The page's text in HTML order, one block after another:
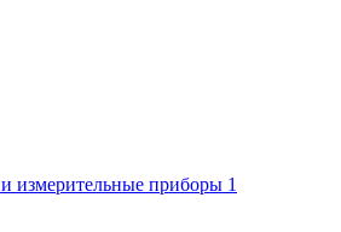
измерительные приборы 1